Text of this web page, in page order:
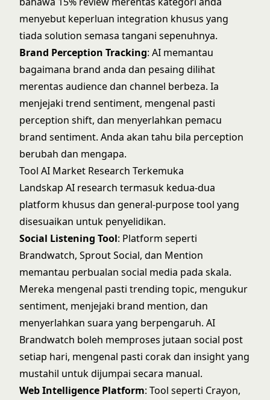
menyebut keperluan integration khusus yang
tiada solution semasa tangani sepenuhnya.
Brand Perception Tracking: AI memantau
bagaimana brand anda dan pesaing dilihat
merentas audience dan channel berbeza. Ia
menjejaki trend sentiment, mengenal pasti
perception shift, dan menyerlahkan pemacu
brand sentiment. Anda akan tahu bila perception
berubah dan mengapa.
Tool AI Market Research Terkemuka
Landskap AI research termasuk kedua-dua
platform khusus dan general-purpose tool yang
disesuaikan untuk penyelidikan.
Social Listening Tool: Platform seperti
Brandwatch, Sprout Social, dan Mention
memantau perbualan social media pada skala.
Mereka mengenal pasti trending topic, mengukur
sentiment, menjejaki brand mention, dan
menyerlahkan suara yang berpengaruh. AI
Brandwatch boleh memproses jutaan social post
setiap hari, mengenal pasti corak dan insight yang
mustahil untuk dijumpai secara manual.
Web Intelligence Platform: Tool seperti Crayon,